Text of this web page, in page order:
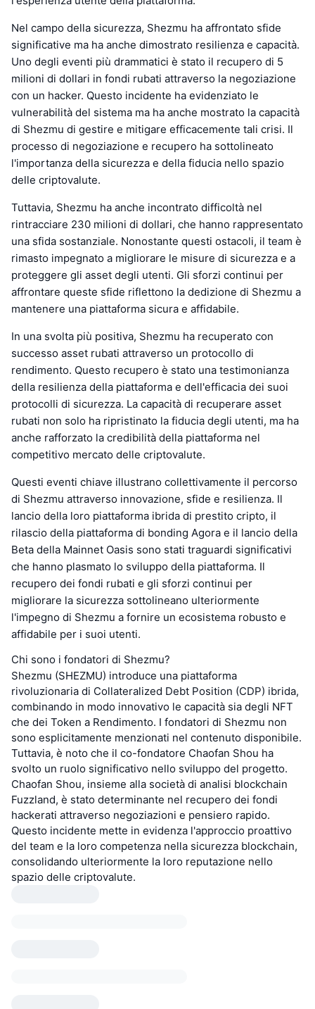
Nel campo della sicurezza, Shezmu ha affrontato sfide
significative ma ha anche dimostrato resilienza e capacità.
Uno degli eventi più drammatici è stato il recupero di 5
milioni di dollari in fondi rubati attraverso la negoziazione
con un hacker. Questo incidente ha evidenziato le
vulnerabilità del sistema ma ha anche mostrato la capacità
di Shezmu di gestire e mitigare efficacemente tali crisi. Il
processo di negoziazione e recupero ha sottolineato
l'importanza della sicurezza e della fiducia nello spazio
delle criptovalute.
Tuttavia, Shezmu ha anche incontrato difficoltà nel
rintracciare 230 milioni di dollari, che hanno rappresentato
una sfida sostanziale. Nonostante questi ostacoli, il team è
rimasto impegnato a migliorare le misure di sicurezza e a
proteggere gli asset degli utenti. Gli sforzi continui per
affrontare queste sfide riflettono la dedizione di Shezmu a
mantenere una piattaforma sicura e affidabile.
In una svolta più positiva, Shezmu ha recuperato con
successo asset rubati attraverso un protocollo di
rendimento. Questo recupero è stato una testimonianza
della resilienza della piattaforma e dell'efficacia dei suoi
protocolli di sicurezza. La capacità di recuperare asset
rubati non solo ha ripristinato la fiducia degli utenti, ma ha
anche rafforzato la credibilità della piattaforma nel
competitivo mercato delle criptovalute.
Questi eventi chiave illustrano collettivamente il percorso
di Shezmu attraverso innovazione, sfide e resilienza. Il
lancio della loro piattaforma ibrida di prestito cripto, il
rilascio della piattaforma di bonding Agora e il lancio della
Beta della Mainnet Oasis sono stati traguardi significativi
che hanno plasmato lo sviluppo della piattaforma. Il
recupero dei fondi rubati e gli sforzi continui per
migliorare la sicurezza sottolineano ulteriormente
l'impegno di Shezmu a fornire un ecosistema robusto e
affidabile per i suoi utenti.
Chi sono i fondatori di Shezmu?
Shezmu (SHEZMU) introduce una piattaforma
rivoluzionaria di Collateralized Debt Position (CDP) ibrida,
combinando in modo innovativo le capacità sia degli NFT
che dei Token a Rendimento. I fondatori di Shezmu non
sono esplicitamente menzionati nel contenuto disponibile.
Tuttavia, è noto che il co-fondatore Chaofan Shou ha
svolto un ruolo significativo nello sviluppo del progetto.
Chaofan Shou, insieme alla società di analisi blockchain
Fuzzland, è stato determinante nel recupero dei fondi
hackerati attraverso negoziazioni e pensiero rapido.
Questo incidente mette in evidenza l'approccio proattivo
del team e la loro competenza nella sicurezza blockchain,
consolidando ulteriormente la loro reputazione nello
spazio delle criptovalute.